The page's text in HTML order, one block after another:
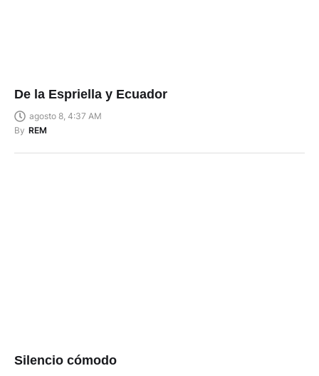
De la Espriella y Ecuador
agosto 8, 4:37 AM
By REM
Silencio cómodo